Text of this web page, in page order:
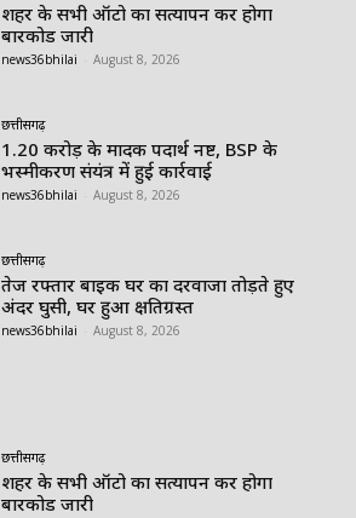
शहर के सभी ऑटो का सत्यापन कर होगा
बारकोड जारी
news36bhilai August 8, 2026
छत्तीसगढ़
1.20 करोड़ के मादक पदार्थ नष्ट, BSP के
भस्मीकरण संयंत्र में हुई कार्रवाई
news36bhilai August 8, 2026
छत्तीसगढ़
तेज रफ्तार बाइक घर का दरवाजा तोड़ते हुए
अंदर घुसी, घर हुआ क्षतिग्रस्त
news36bhilai August 8, 2026
छत्तीसगढ़
शहर के सभी ऑटो का सत्यापन कर होगा
बारकोड जारी